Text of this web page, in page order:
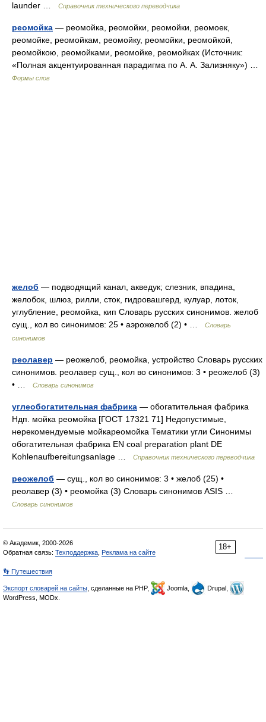
launder …
Справочник технического переводчика
реомойка — реомойка, реомойки, реомойки, реомоек,
реомойке, реомойкам, реомойку, реомойки, реомойкой,
реомойкою, реомойками, реомойке, реомойках (Источник:
«Полная акцентуированная парадигма по А. А. Зализняку») …
Формы слов
желоб — подводящий канал, акведук; слезник, впадина,
желобок, шлюз, рилли, сток, гидровашгерд, кулуар, лоток,
углубление, реомойка, кип Словарь русских синонимов. желоб
сущ., кол во синонимов: 25 • аэрожелоб (2) • …
Словарь
синонимов
реолавер — реожелоб, реомойка, устройство Словарь русских
синонимов. реолавер сущ., кол во синонимов: 3 • реожелоб (3)
• …
Словарь синонимов
углеобогатительная фабрика — обогатительная фабрика
Ндп. мойка реомойка [ГОСТ 17321 71] Недопустимые,
нерекомендуемые мойкареомойка Тематики угли Синонимы
обогатительная фабрика EN coal preparation plant DE
Kohlenaufbereitungsanlage …
Справочник технического переводчика
реожелоб — сущ., кол во синонимов: 3 • желоб (25) •
реолавер (3) • реомойка (3) Словарь синонимов ASIS …
Словарь синонимов
18+
© Академик, 2000-2026
Обратная связь: Техподдержка Реклама на сайте
👣 Путешествия
Экспорт словарей на сайты , сделанные на PHP, Joomla,
Drupal,
WordPress, MODx.